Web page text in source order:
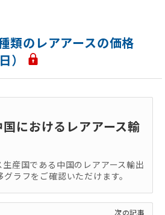
類のレアアースの価格
）
におけるレアアース輸
産国である中国のレアアース輸出
ラフをご確認いただけます。
次の記事